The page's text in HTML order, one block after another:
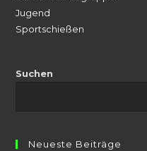
Jugend
Sportschießen
Suchen
Neueste Beiträge